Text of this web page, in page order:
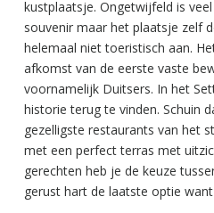
kustplaatsje. Ongetwijfeld is
souvenir maar het plaatsje zelf
helemaal niet toeristisch aan.
afkomst van de eerste vaste
voornamelijk Duitsers. In het
historie terug te vinden. Schuin
gezelligste restaurants van het
met een perfect terras met
gerechten heb je de keuze
gerust hart de laatste optie